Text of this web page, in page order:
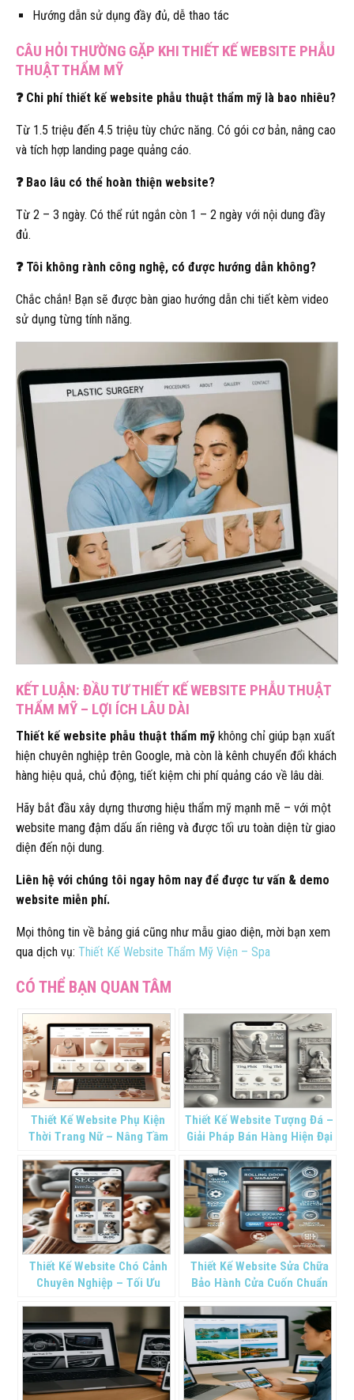
Hướng dẫn sử dụng đầy đủ, dễ thao tác
CÂU HỎI THƯỜNG GẶP KHI THIẾT KẾ WEBSITE PHẪU
THUẬT THẨM MỸ
❓ Chi phí thiết kế website phẫu thuật thẩm mỹ là bao nhiêu?
Từ 1.5 triệu đến 4.5 triệu tùy chức năng. Có gói cơ bản, nâng cao
và tích hợp landing page quảng cáo.
❓ Bao lâu có thể hoàn thiện website?
Từ 2 – 3 ngày. Có thể rút ngắn còn 1 – 2 ngày với nội dung đầy
đủ.
❓ Tôi không rành công nghệ, có được hướng dẫn không?
Chắc chắn! Bạn sẽ được bàn giao hướng dẫn chi tiết kèm video
sử dụng từng tính năng.
KẾT LUẬN: ĐẦU TƯ THIẾT KẾ WEBSITE PHẪU THUẬT
THẨM MỸ – LỢI ÍCH LÂU DÀI
Thiết kế website phẫu thuật thẩm mỹ không chỉ giúp bạn xuất
hiện chuyên nghiệp trên Google, mà còn là kênh chuyển đổi khách
hàng hiệu quả, chủ động, tiết kiệm chi phí quảng cáo về lâu dài.
Hãy bắt đầu xây dựng thương hiệu thẩm mỹ mạnh mẽ – với một
website mang đậm dấu ấn riêng và được tối ưu toàn diện từ giao
diện đến nội dung.
Liên hệ với chúng tôi ngay hôm nay để được tư vấn & demo
website miễn phí.
Mọi thông tin về bảng giá cũng như mẫu giao diện, mời bạn xem
qua dịch vụ: Thiết Kế Website Thẩm Mỹ Viện – Spa
Thiết Kế Website Phụ Kiện
Thời Trang Nữ – Nâng Tầm
Thương Hiệu
Thiết Kế Website Tượng Đá –
Giải Pháp Bán Hàng Hiện Đại
Nghìn Năm
Thiết Kế Website Chó Cảnh
Chuyên Nghiệp – Tối Ưu
Thiết Kế Website Sửa Chữa
Bảo Hành Cửa Cuốn Chuẩn